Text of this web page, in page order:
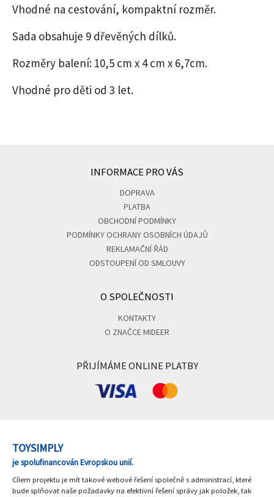
Vhodné na cestování, kompaktní rozměr.
Sada obsahuje 9 dřevěných dílků.
Rozměry balení: 10,5 cm x 4 cm x 6,7cm.
Vhodné pro děti od 3 let.
INFORMACE PRO VÁS
DOPRAVA
PLATBA
OBCHODNÍ PODMÍNKY
PODMÍNKY OCHRANY OSOBNÍCH ÚDAJŮ
REKLAMAČNÍ ŘÁD
ODSTOUPENÍ OD SMLOUVY
O SPOLEČNOSTI
KONTAKTY
O ZNAČCE MIDEER
PŘIJÍMÁME ONLINE PLATBY
TOYSIMPLY
je spolufinancován Evropskou unií.
Cílem projektu je mít takové webové řešení společně s administrací, které
bude splňovat naše požadavky na efektivní řešení správy jak položek, tak